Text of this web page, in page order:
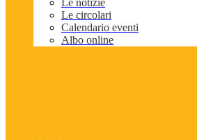
Le notizie
Le circolari
Calendario eventi
Albo online